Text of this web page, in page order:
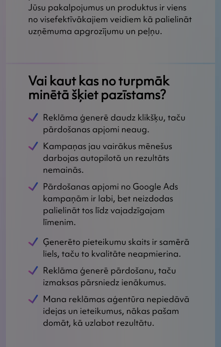
Jūsu pakalpojumus un produktus ir viens
no visefektīvākajiem veidiem kā palielināt
uzņēmuma apgrozījumu un peļņu.
Vai kaut kas no turpmāk
minētā šķiet pazīstams?
Reklāma ģenerē daudz klikšķu, taču
pārdošanas apjomi neaug.
Kampaņas jau vairākus mēnešus
darbojas autopilotā un rezultāts
nemainās.
Pārdošanas apjomi no Google Ads
kampaņām ir labi, bet neizdodas
palielināt tos līdz vajadzīgajam
līmenim.
Ģenerēto pieteikumu skaits ir samērā
liels, taču to kvalitāte neapmierina.
Reklāma ģenerē pārdošanu, taču
izmaksas pārsniedz ienākumus.
Mana reklāmas aģentūra nepiedāvā
idejas un ieteikumus, nākas pašam
domāt, kā uzlabot rezultātu.